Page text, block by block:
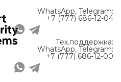
WhatsApp, Telegram:
+7 (777) 686-12-04
Тех.поддержка:
WhatsApp, Telegram:
+7 (777) 686-12-00